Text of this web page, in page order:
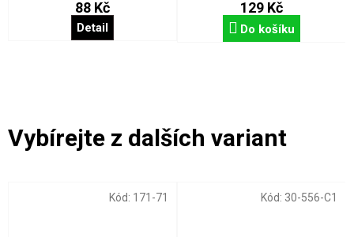
Kód: 171-71 Kód: 30-556-C1
88 Kč
Detail
129 Kč
Do košíku